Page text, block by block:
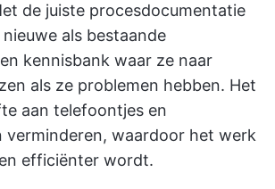
de juiste procesdocumentatie
als bestaande
kennisbank waar ze naar
als ze problemen hebben. Het
aan telefoontjes en
verminderen, waardoor het werk
efficiënter wordt.